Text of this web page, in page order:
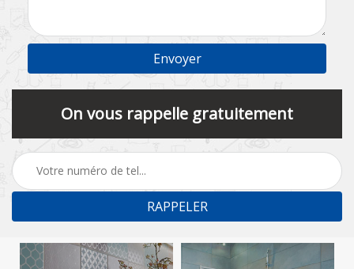
On vous rappelle gratuitement